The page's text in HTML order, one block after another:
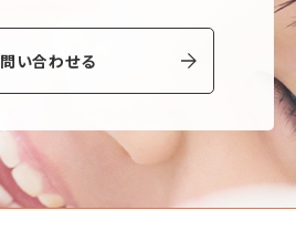
問い合わせる